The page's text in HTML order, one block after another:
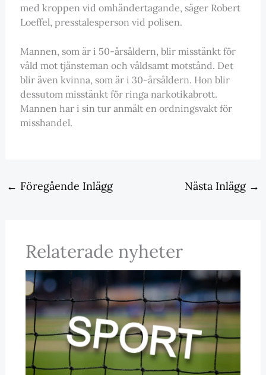
med kroppen vid omhändertagande, säger Robert
Loeffel, presstalesperson vid polisen.
Mannen, som är i 50-årsåldern, blir misstänkt för
våld mot tjänsteman och våldsamt motstånd. Det
blir även kvinna, som är i 30-årsåldern. Hon blir
dessutom misstänkt för ringa narkotikabrott.
Mannen har i sin tur anmält en ordningsvakt för
misshandel.
← Föregående Inlägg Nästa Inlägg →
Relaterade nyheter